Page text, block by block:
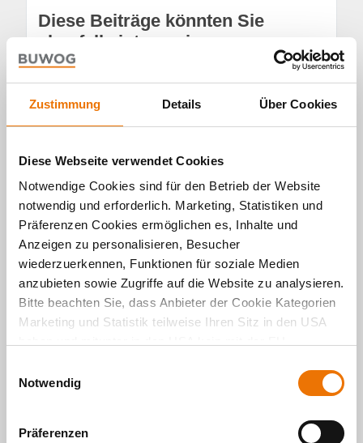
Zustimmung Details Über Cookies
Diese Webseite verwendet Cookies
Notwendige Cookies sind für den Betrieb der Website
notwendig und erforderlich. Marketing, Statistiken und
Präferenzen Cookies ermöglichen es, Inhalte und
Anzeigen zu personalisieren, Besucher
wiederzuerkennen, Funktionen für soziale Medien
anzubieten sowie Zugriffe auf die Website zu analysieren.
Bitte beachten Sie, dass Anbieter der Cookie Kategorien
Marketing und Statistik teilweise Ihren Sitz in den USA
gewährleistet werden kann. Für weitere Informationen
“. Das Impressum finden Siehier.
Notwendig
Präferenzen
Diese Beiträge könnten Sie
ebenfalls interessieren:
Historisches Werfthaus:
Nachhaltige Schwammstadt:
BUWOG-
Quartier ist „Regenial!“-Sieger 2024
Initiative für nachhaltiges Bauen:
der KOALITION für HOLZBAU